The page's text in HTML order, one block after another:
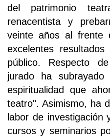
del patrimonio
renacentista y
veinte años al frente
excelentes
público. Respecto
jurado ha
espiritualidad que
teatro". Asimismo, ha
labor de investigación
cursos y seminarios